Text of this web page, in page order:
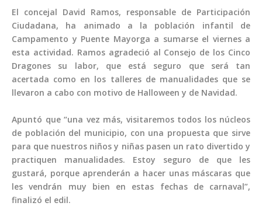
El concejal David Ramos, responsable de Participación
Ciudadana, ha animado a la población infantil de
Campamento y Puente Mayorga a sumarse el viernes a
esta actividad. Ramos agradeció al Consejo de los Cinco
Dragones su labor, que está seguro que será tan
acertada como en los talleres de manualidades que se
llevaron a cabo con motivo de Halloween y de Navidad.
Apuntó que “una vez más, visitaremos todos los núcleos
de población del municipio, con una propuesta que sirve
para que nuestros niños y niñas pasen un rato divertido y
practiquen manualidades. Estoy seguro de que les
gustará, porque aprenderán a hacer unas máscaras que
les vendrán muy bien en estas fechas de carnaval”,
finalizó el edil.